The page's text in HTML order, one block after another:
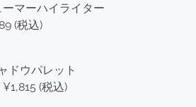
マーハイライター
(税込)
ドウパレット
(税込)